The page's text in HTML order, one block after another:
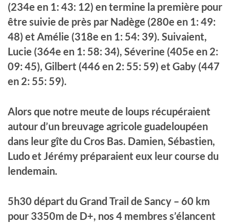
(234e en 1: 43: 12) entermine la première pour
être suivie de près par Nadège (280e en 1: 49:
48) et Amélie (318e en 1: 54: 39). Suivaient,
Lucie (364e en 1: 58: 34), Séverine (405e en 2:
09: 45), Gilbert (446 en 2: 55: 59) et Gaby (447
en 2: 55: 59).
Alors que notre meute de loups récupéraient
autour d’un breuvage agricole guadeloupéen
dans leur gîte du Cros Bas. Damien, Sébastien,
Ludo et Jérémy préparaient eux leur course du
lendemain.
5h30 départ du Grand Trail de Sancy – 60 km
pour 3350m de D+, nos 4 membres s’élancent